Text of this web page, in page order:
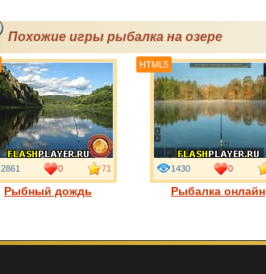
Похожие игры рыбалка на озере
Рыбный дождь
2861 0 71
Рыбалка онлайн
1430 0
HTML5